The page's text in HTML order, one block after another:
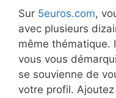
Sur 5euros.com,
avec plusieurs
même thématique.
vous vous
se souvienne de
votre profil.